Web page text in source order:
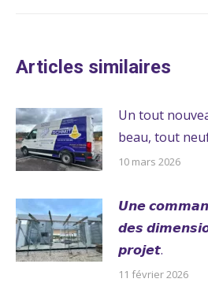
Articles similaires
Un tout
beau, tout
10 mars 2026
𝙐𝙣𝙚
𝙙𝙚𝙨
𝙥𝙧𝙤𝙟𝙚𝙩.
11 février 2026